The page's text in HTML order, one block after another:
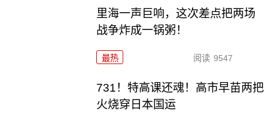
里海一声巨响，这次差点把两场
战争炸成一锅粥！
最热 阅读 9547
731！特高课还魂！高市早苗两把
火烧穿日本国运